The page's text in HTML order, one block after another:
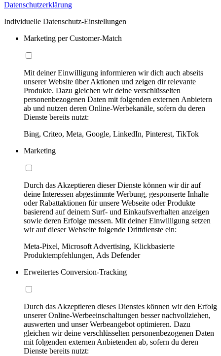
Datenschutzerklärung
Individuelle Datenschutz-Einstellungen
Marketing per Customer-Match
Mit deiner Einwilligung informieren wir dich auch abseits
unserer Website über Aktionen und zeigen dir relevante
Produkte. Dazu gleichen wir deine verschlüsselten
personenbezogenen Daten mit folgenden externen Anbietern
ab und nutzen deren Online-Werbekanäle, sofern du deren
Dienste bereits nutzt:
Bing, Criteo, Meta, Google, LinkedIn, Pinterest, TikTok
Marketing
Durch das Akzeptieren dieser Dienste können wir dir auf
deine Interessen abgestimmte Werbung, gesponserte Inhalte
oder Rabattaktionen für unsere Webseite oder Produkte
basierend auf deinem Surf- und Einkaufsverhalten anzeigen
sowie deren Erfolge messen. Mit deiner Einwilligung setzen
wir auf dieser Webseite folgende Drittdienste ein:
Meta-Pixel, Microsoft Advertising, Klickbasierte
Produktempfehlungen, Ads Defender
Erweitertes Conversion-Tracking
Durch das Akzeptieren dieses Dienstes können wir den Erfolg
unserer Online-Werbeeinschaltungen besser nachvollziehen,
auswerten und unser Werbeangebot optimieren. Dazu
gleichen wir deine verschlüsselten personenbezogenen Daten
mit folgenden externen Anbietenden ab, sofern du deren
Dienste bereits nutzt: